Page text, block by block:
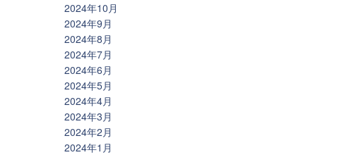
2024年10月
2024年9月
2024年8月
2024年7月
2024年6月
2024年5月
2024年4月
2024年3月
2024年2月
2024年1月